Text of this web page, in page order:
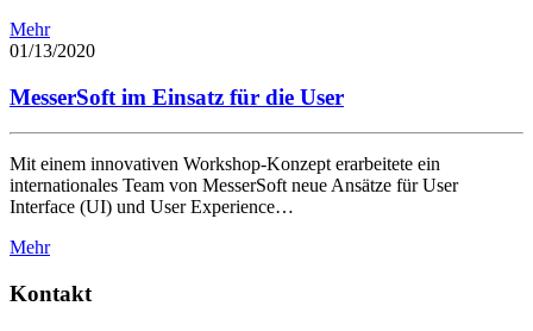
Mehr
01/13/2020
MesserSoft im Einsatz für die User
Mit einem innovativen Workshop-Konzept erarbeitete ein
internationales Team von MesserSoft neue Ansätze für User
Interface (UI) und User Experience…
Mehr
Kontakt